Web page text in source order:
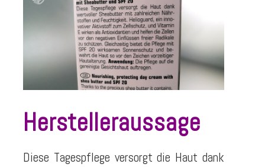
Herstelleraussage
Diese Tagespflege versorgt die Haut dank